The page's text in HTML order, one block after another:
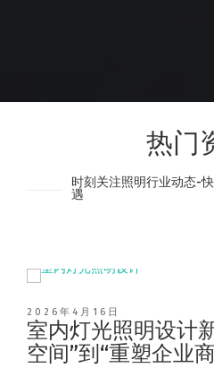
热门
时刻关注照明行业动态-
遇
2026年4月16日
室内灯光照明设计
空间”到“重塑企业